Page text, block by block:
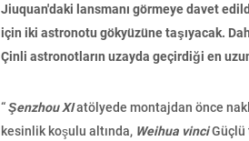
Jiuquan'daki lansmanı görmeye davet
için iki astronotu gökyüzüne taşıyacak.
Çinli astronotların uzayda geçirdiği en
“Şenzhou XIatölyede montajdan önce
kesinlik koşulu altında, Weihua vinciGüçlü